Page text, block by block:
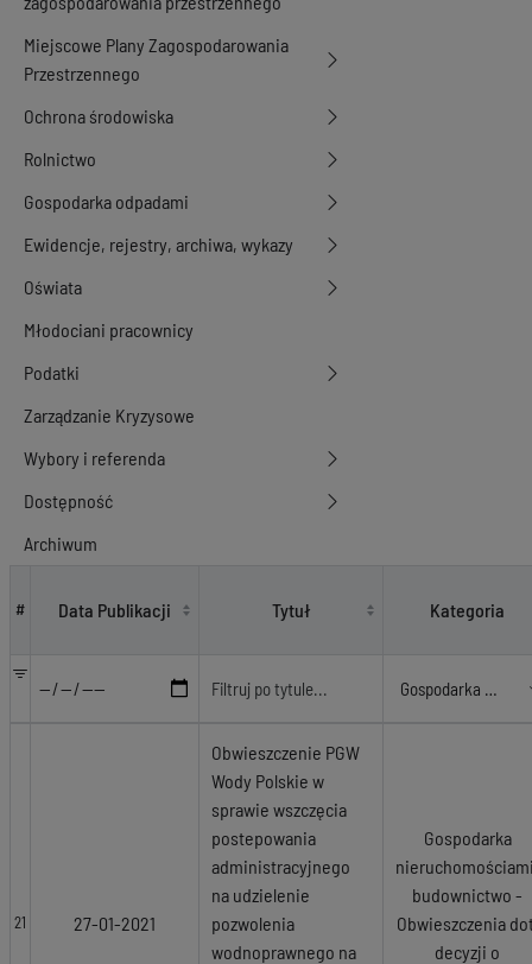
Miejscowe Plany Zagospodarowania
Przestrzennego
Ochrona środowiska
Rolnictwo
Gospodarka odpadami
Ewidencje, rejestry, archiwa, wykazy
Oświata
Młodociani pracownicy
Podatki
Zarządzanie Kryzysowe
Wybory i referenda
Dostępność
Archiwum
# Data Publikacji Tytuł Kategoria
21 27-01-2021
Obwieszczenie PGW
Wody Polskie w
sprawie wszczęcia
postepowania
administracyjnego
na udzielenie
pozwolenia
wodnoprawnego na
Gospodarka
budownictwo -
Obwieszczenia
decyzji o